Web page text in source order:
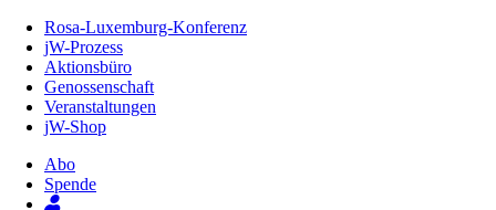
Inhalt
Seite
Rosa-Luxemburg-Konferenz
jW-Prozess
Aktionsbüro
Genossenschaft
Veranstaltungen
jW-Shop
Abo
Spende